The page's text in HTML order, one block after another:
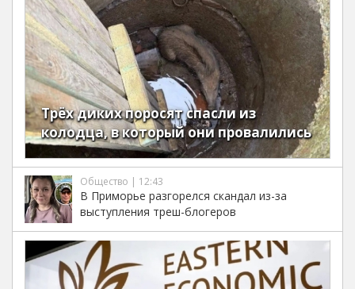
Трёх диких поросят спасли из
колодца, в который они провалились
Общество | 12:43
В Приморье разгорелся скандал из-за
выступления треш-блогеров